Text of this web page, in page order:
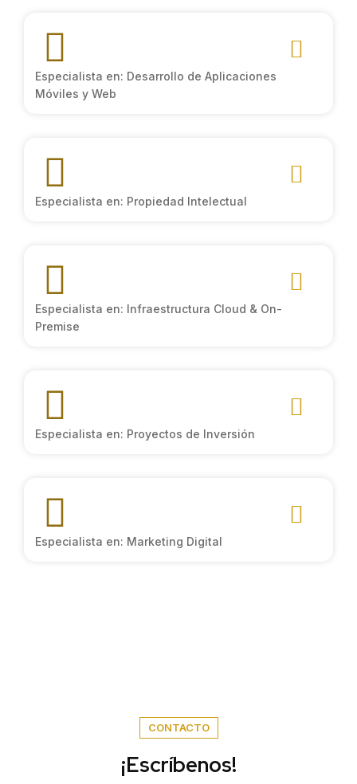
Especialista en: Desarrollo de Aplicaciones
Móviles y Web
Especialista en: Propiedad Intelectual
Especialista en: Infraestructura Cloud & On-
Premise
Especialista en: Proyectos de Inversión
Especialista en: Marketing Digital
CONTACTO
¡Escríbenos!